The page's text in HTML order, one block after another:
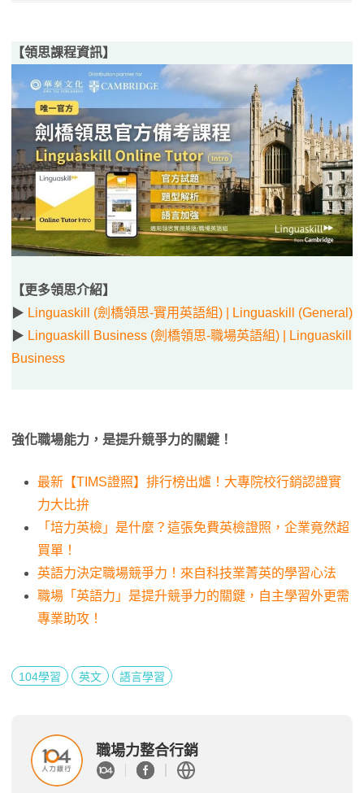
【領思課程資訊】
【更多領思介紹】
▶ Linguaskill (劍橋領思-實用英語組) | Linguaskill (General)
▶ Linguaskill Business (劍橋領思-職場英語組) | Linguaskill
Business
強化職場能力，是提升競爭力的關鍵！
最新【TIMS證照】排行榜出爐！大專院校行銷認證實
力大比拚
「培力英檢」是什麼？這張免費英檢證照，企業竟然超
買單！
英語力決定職場競爭力！來自科技業菁英的學習心法
職場「英語力」是提升競爭力的關鍵，自主學習外更需
專業助攻！
104學習 英文 語言學習
職場力整合行銷